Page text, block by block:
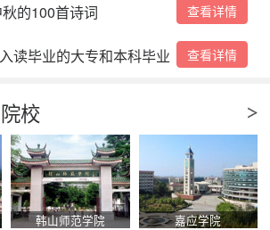
的100首诗词 查看详情
读毕业的大专和本科毕业 查看详情
校
韩山师范学院 嘉应学院